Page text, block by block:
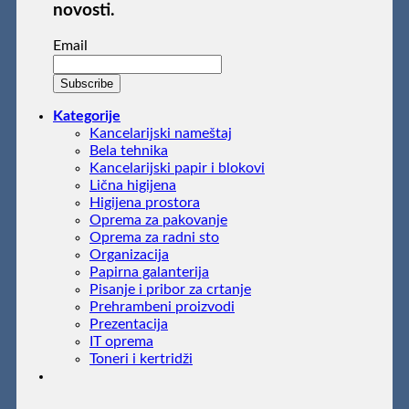
novosti.
Email
Kategorije
Kancelarijski nameštaj
Bela tehnika
Kancelarijski papir i blokovi
Lična higijena
Higijena prostora
Oprema za pakovanje
Oprema za radni sto
Organizacija
Papirna galanterija
Pisanje i pribor za crtanje
Prehrambeni proizvodi
Prezentacija
IT oprema
Toneri i kertridži